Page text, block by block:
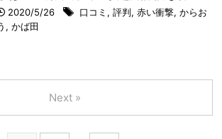
2020/5/26 口コミ , 評判, 赤い衝撃, からお
, かば田
Next »